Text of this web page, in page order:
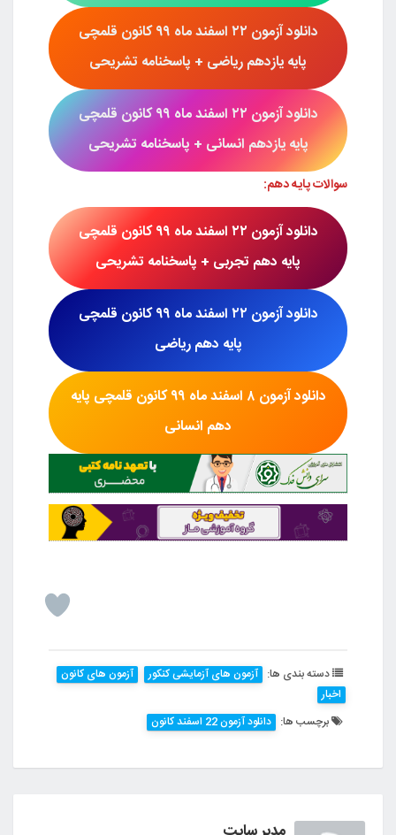
دانلود آزمون ۲۲ اسفند ماه ۹۹
کانون قلمچی
پایه یازدهم ریاضی + پاسخنامه تشریحی
دانلود آزمون ۲۲ اسفند ماه ۹۹
کانون قلمچی
پایه یازدهم انسانی + پاسخنامه تشریحی
سوالات پایه دهم:
دانلود آزمون ۲۲ اسفند ماه ۹۹
کانون قلمچی
پایه دهم تجربی + پاسخنامه تشریحی
دانلود آزمون ۲۲ اسفند ماه ۹۹
کانون قلمچی
پایه دهم ریاضی
دانلود آزمون ۸ اسفند ماه ۹۹
کانون قلمچی پایه
دهم انسانی
دسته بندی ها: آزمون های آزمایشی کنکور
آزمون های کانون
اخبار
برچسب ها: دانلود آزمون 22 اسفند کانون